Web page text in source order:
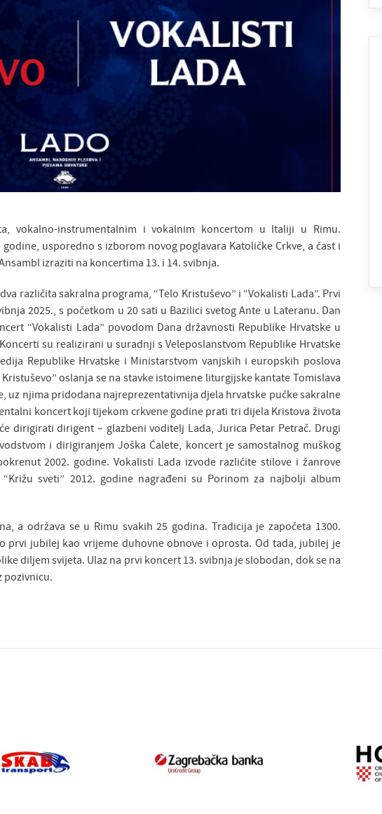
vokalno-instrumentalnim i vokalnim koncertom u Italiji u Rimu.
usporedno s izborom novog poglavara Katoličke Crkve, a čast i
izraziti na koncertima 13. i 14. svibnja.
različita sakralna programa, “Telo Kristuševo” i “Vokalisti Lada”. Prvi
2025., s početkom u 20 sati u Bazilici svetog Ante u Lateranu. Dan
“Vokalisti Lada” povodom Dana državnosti Republike Hrvatske u
su realizirani u suradnji s Veleposlanstvom Republike Hrvatske
Republike Hrvatske i Ministarstvom vanjskih i europskih poslova
oslanja se na stavke istoimene liturgijske kantate Tomislava
uz njima pridodana najreprezentativnija djela hrvatske pučke sakralne
koncert koji tijekom crkvene godine prati tri dijela Kristova života
dirigirati dirigent – glazbeni voditelj Lada, Jurica Petar Petrač. Drugi
i dirigiranjem Joška Ćalete, koncert je samostalnog muškog
2002. godine. Vokalisti Lada izvode različite stilove i žanrove
sveti” 2012. godine nagrađeni su Porinom za najbolji album
a održava se u Rimu svakih 25 godina. Tradicija je započeta 1300.
prvi jubilej kao vrijeme duhovne obnove i oprosta. Od tada, jubilej je
diljem svijeta. Ulaz na prvi koncert 13. svibnja je slobodan, dok se na
pozivnicu.